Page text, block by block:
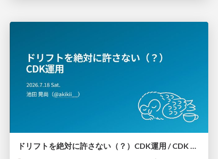
ドリフトを絶対に許さない（？）CDK運用 / CDK Ops with Zero Tolerance for Drifts (?)